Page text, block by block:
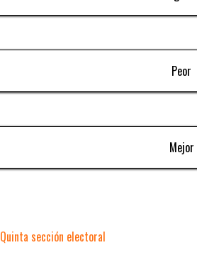
Peor
Mejor
Quinta sección electoral